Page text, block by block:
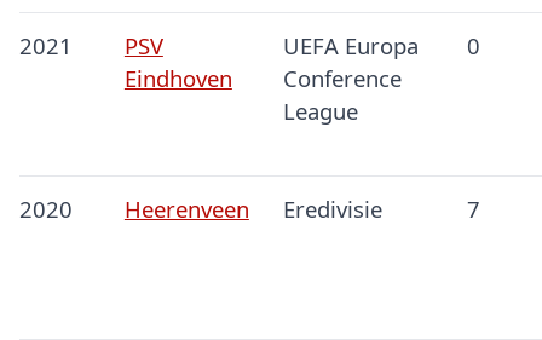
2021
PSV
Eindhoven
UEFA Europa
Conference
League
0
2020 Heerenveen Eredivisie 7